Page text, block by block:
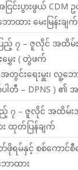
ငြင်းပွားဖွယ် CDM
ာထား မေးမြန်းချက်
ြည့် ၇ – ဇူလိုင် အထိ
းမွှေး ( တွဲဖက်
င်းရေးမှူး၊ လူ့ဘေ
တီ – DPNS ) ၏
ည့် ၇ – ဇူလိုင် အထိမ်
ထုတ်ပြန်ချက်
ဖိုရမ်နှင့် စစ်ကောင်
ာထား